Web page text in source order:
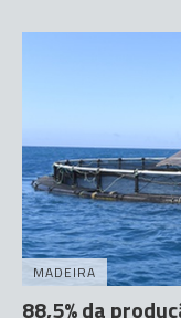
MADEIRA
88,5% da